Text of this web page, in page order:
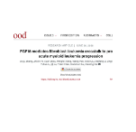
骨髓 “庇护所”密码